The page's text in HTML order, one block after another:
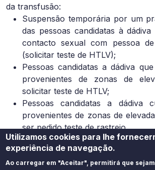
da transfusão:
Suspensão temporária por um
das pessoas candidatas à
contacto sexual com pessoa
(solicitar teste de HTLV);
Pessoas candidatas a dádiva
provenientes de zonas de
solicitar teste de HTLV;
Pessoas candidatas a dádiva
provenientes de zonas de
ser pedido teste de rastreio.
Áreas de Interesse
Sangue
Utilizamos cookies para lhe
experiência de navegação.
Ao carregar em "Aceitar", permitirá que